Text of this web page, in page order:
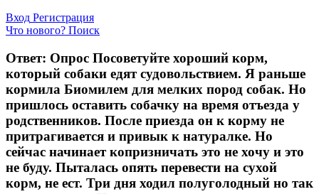
Вход Регистрация
Что нового? Поиск
Ответ: Опрос Посоветуйте хороший корм,
который собаки едят судовольствием. Я раньше
кормила Биомилем для мелких пород собак. Но
пришлось оставить собачку на время отъезда у
родственников. После приезда он к корму не
притрагивается и привык к натуралке. Но
сейчас начинает копризничать это не хочу и это
не буду. Пыталась опять перевести на сухой
корм, не ест. Три дня ходил полуголодный но так